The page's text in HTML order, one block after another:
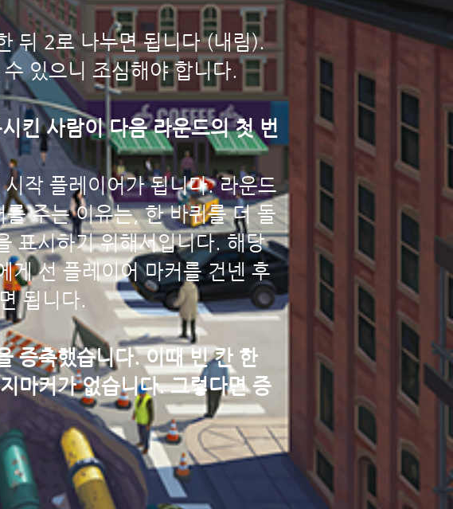
뒤 2로 나누면 됩니다 (내림).
있으니 조심해야 합니다.
킨 사람이 다음 라운드의 첫 번
작 플레이어가 됩니다. 라운드
주는 이유는, 한 바퀴를 더 돌
표시하기 위해서입니다. 해당
게 선 플레이어 마커를 건넨 후
됩니다.
증축했습니다. 이때 빈 칸 한
마커가 없습니다. 그렇다면 증